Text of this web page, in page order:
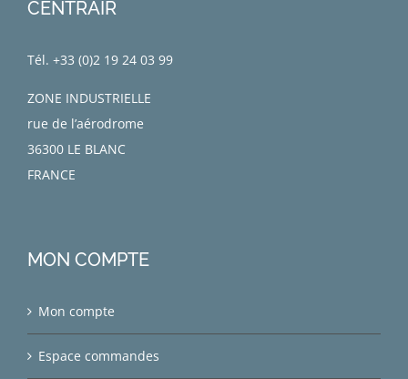
CENTRAIR
Tél. +33 (0)2 19 24 03 99
ZONE INDUSTRIELLE
rue de l’aérodrome
36300 LE BLANC
FRANCE
MON COMPTE
Mon compte
Espace commandes